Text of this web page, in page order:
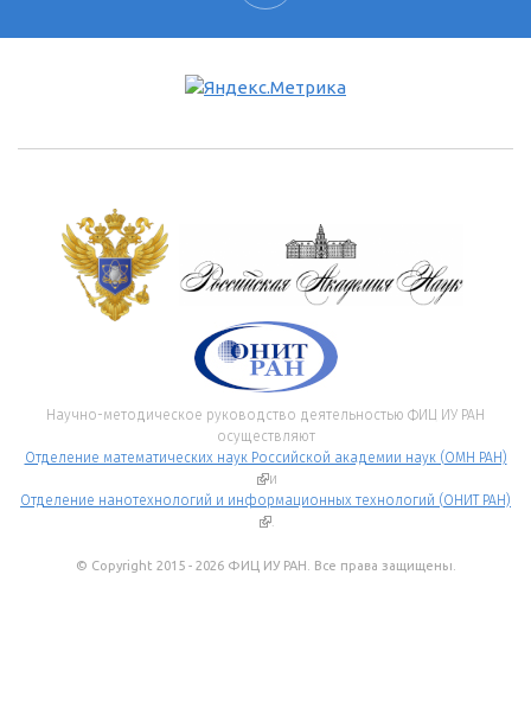
Научно-методическое руководство деятельностью ФИЦ ИУ РАН
осуществляют
Отделение математических наук Российской академии наук (ОМН РАН)
(внешняя ссылка)
и
Отделение нанотехнологий и информационных технологий (ОНИТ РАН)
(внешняя ссылка)
.
© Copyright 2015 - 2026 ФИЦ ИУ РАН. Все права защищены.